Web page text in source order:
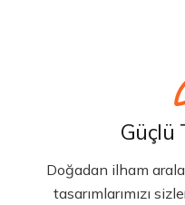
Güçlü
Doğadan ilham
tasarımlarımızı